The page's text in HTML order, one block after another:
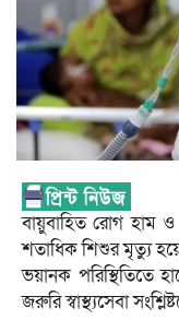
বায়ুবাহিত রোগ হাম
শতাধিক শিশুর মৃত্যু
ভয়ানক পরিস্থিতিতে
জরুরি স্বাস্থ্যসেবা